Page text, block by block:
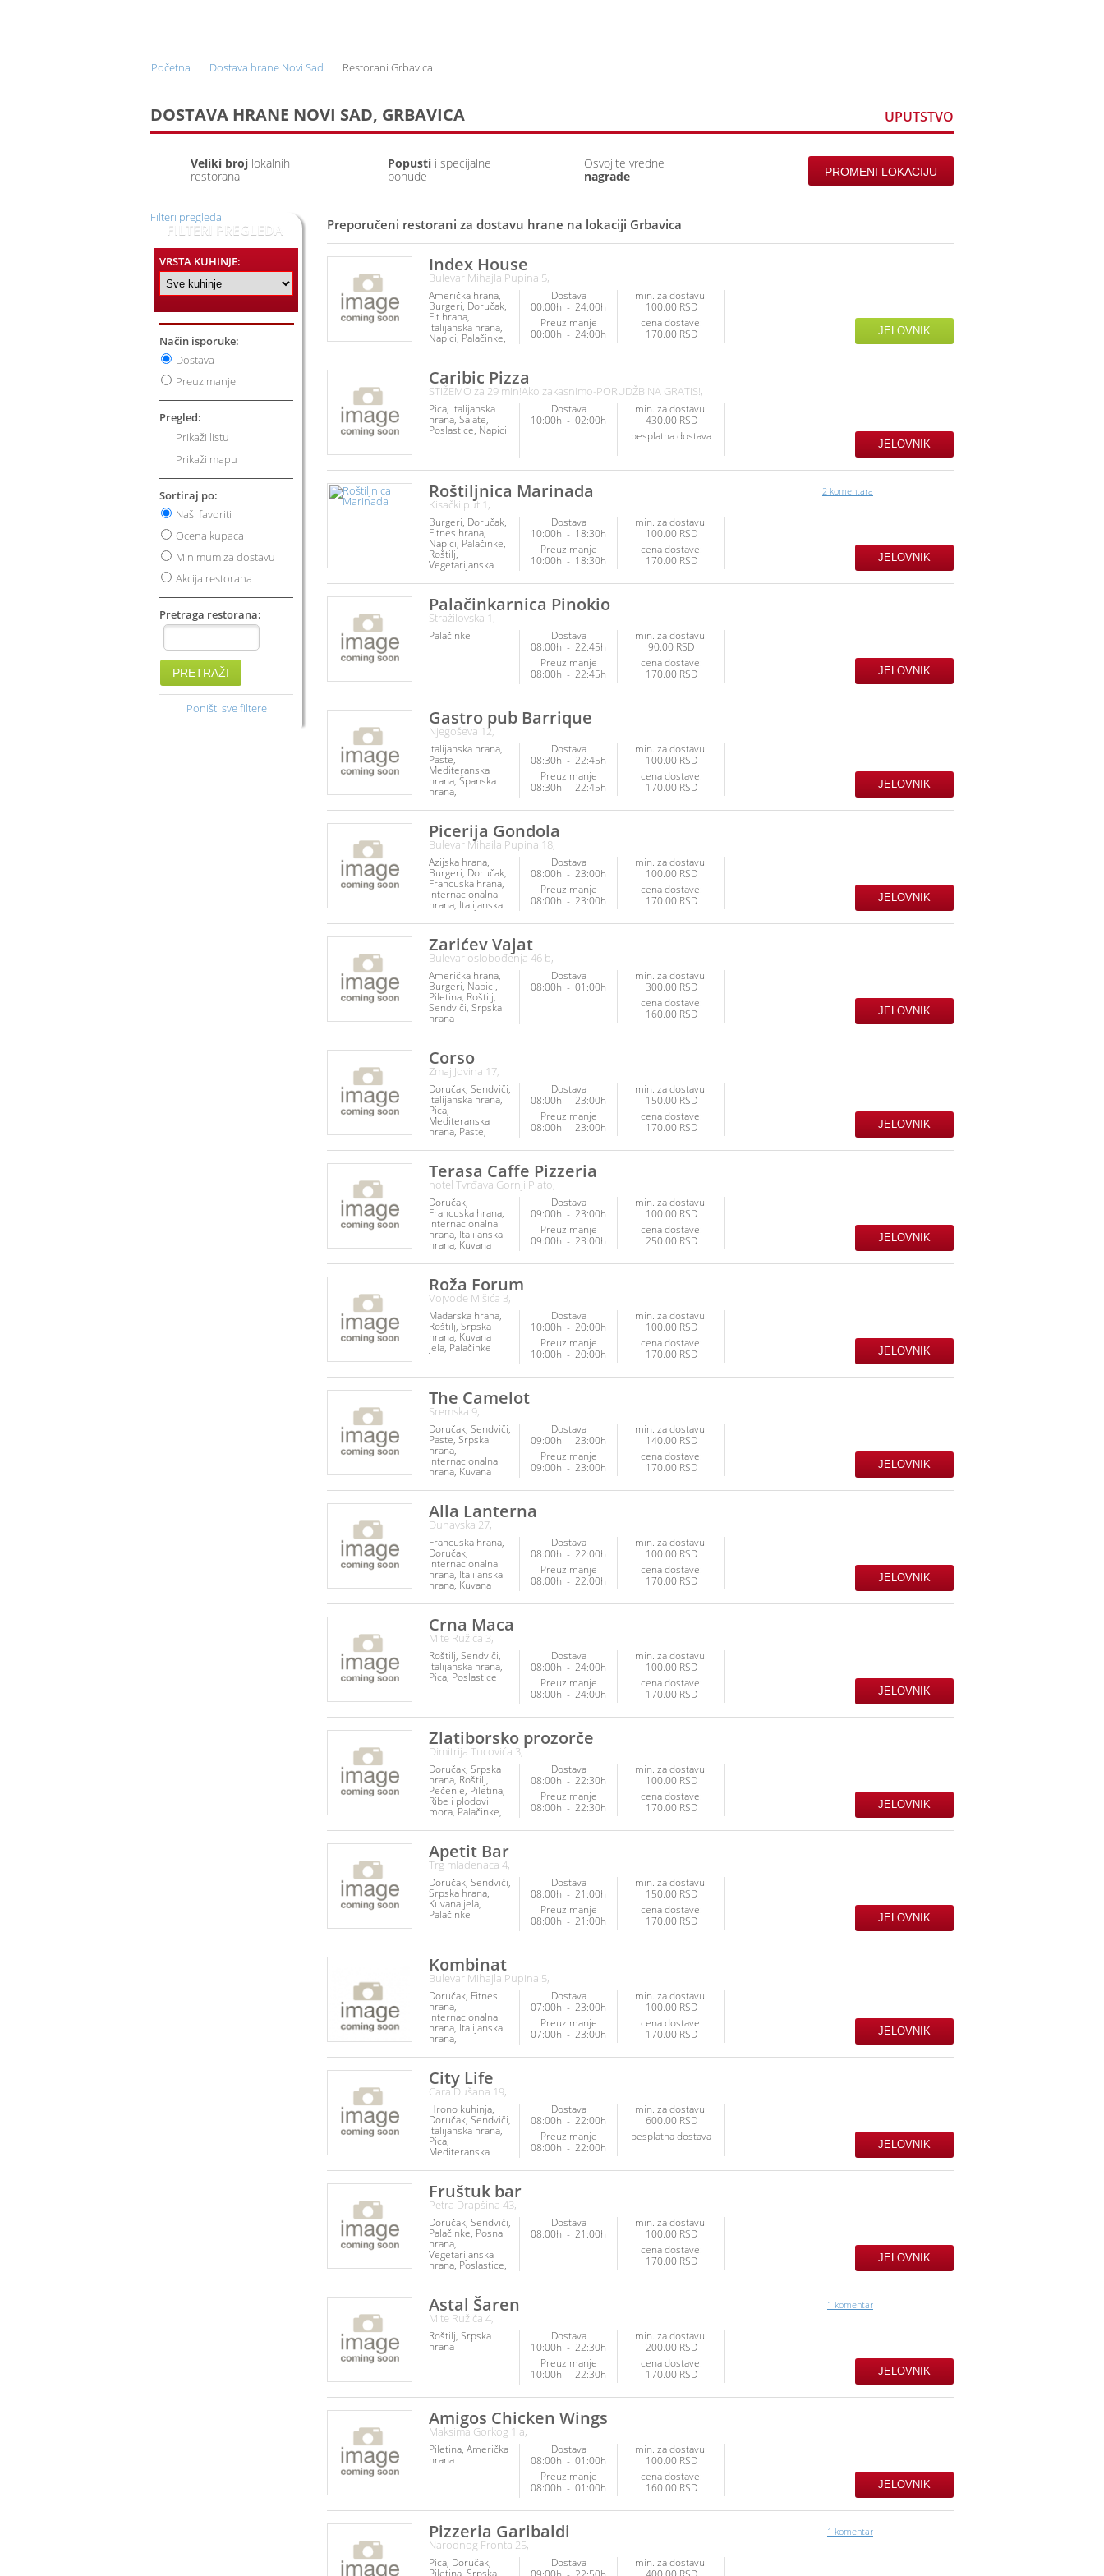
Početna Dostava hrane Novi Sad Restorani Grbavica
DOSTAVA HRANE NOVI SAD, GRBAVICA
PROMENI LOKACIJU
Veliki broj lokalnih
restorana
Popustii specijalne
ponude
Osvojite vredne
nagrade
FILTERI PREGLEDA
VRSTA KUHINJE:
Način isporuke:
Dostava
Preuzimanje
Pregled:
Prikaži listu
Prikaži mapu
Sortiraj po:
Naši favoriti
Ocena kupaca
Minimum za dostavu
Akcija restorana
Pretraga restorana:
PRETRAŽI
Poništi sve filtere
Preporučeni restorani za dostavu hrane na lokaciji Grbavica
Filteri pregleda
Index House
Bulevar Mihajla Pupina 5,
Američka hrana
Burgeri Doručak
Fit hrana
Italijanska hrana
Napici Palačinke
Piletina
Sendviči Srpska
hrana
Vegetarijanska
hrana
Dostava
00:00h - 24:00h
Preuzimanje
00:00h - 24:00h
min. za dostavu:
100.00 RSD
cena dostave:
170.00 RSD
JELOVNIK
Caribic Pizza
STIŽEMO za 29 min!Ako zakasnimo-PORUDŽBINA GRATIS!,
Pica Italijanska
hrana Salate
Poslastice Napici
Dostava
10:00h - 02:00h
min. za dostavu:
430.00 RSD
besplatna dostava
JELOVNIK
Roštiljnica Marinada
Kisački put 1,
Burgeri Doručak
Fitnes hrana
Napici Palačinke
Roštilj
Vegetarijanska
hrana
Dostava
10:00h - 18:30h
Preuzimanje
10:00h - 18:30h
min. za dostavu:
100.00 RSD
cena dostave:
170.00 RSD
2 komentara
JELOVNIK
Palačinkarnica Pinokio
Stražilovska 1,
Palačinke
Dostava
08:00h - 22:45h
Preuzimanje
08:00h - 22:45h
min. za dostavu:
90.00 RSD
cena dostave:
170.00 RSD
JELOVNIK
Gastro pub Barrique
Njegoševa 12,
Italijanska hrana
Paste
Mediteranska
hrana Španska
hrana
hrana Azijska
hrana Kineska
hrana Grčka
hrana Američka
hrana Burgeri
Francuska hrana
Palačinke
Poslastice Napici
Dostava
08:30h - 22:45h
Preuzimanje
08:30h - 22:45h
min. za dostavu:
100.00 RSD
cena dostave:
170.00 RSD
JELOVNIK
Picerija Gondola
Bulevar Mihaila Pupina 18,
Azijska hrana
Burgeri Doručak
Francuska hrana
Internacionalna
hrana Italijanska
Japanska
hrana Kuvana
jela Mediteranska
hrana Meksička
hrana Napici
Paste Poslastice
Ribe i plodovi
mora Salate
Dostava
08:00h - 23:00h
Preuzimanje
08:00h - 23:00h
min. za dostavu:
100.00 RSD
cena dostave:
170.00 RSD
JELOVNIK
Zarićev Vajat
Bulevar oslobođenja 46 b,
Američka hrana
Burgeri Napici
Piletina Roštilj
Sendviči Srpska
hrana
Dostava
08:00h - 01:00h
min. za dostavu:
300.00 RSD
cena dostave:
160.00 RSD
JELOVNIK
Corso
Zmaj Jovina 17,
Doručak Sendviči
Italijanska hrana
Pica
Mediteranska
hrana Paste
Internacionalna
hrana Piletina
Poslastice
Dostava
08:00h - 23:00h
Preuzimanje
08:00h - 23:00h
min. za dostavu:
150.00 RSD
cena dostave:
170.00 RSD
JELOVNIK
Terasa Caffe Pizzeria
hotel Tvrđava Gornji Plato,
Doručak
Francuska hrana
Internacionalna
hrana Italijanska
hrana Kuvana
hrana Napici
Paste Pica
Piletina
Poslastice Ribe i
plodovi mora
Salate
Dostava
09:00h - 23:00h
Preuzimanje
09:00h - 23:00h
min. za dostavu:
100.00 RSD
cena dostave:
250.00 RSD
JELOVNIK
Roža Forum
Vojvode Mišića 3,
Mađarska hrana
Roštilj Srpska
hrana Kuvana
jela Palačinke
Dostava
10:00h - 20:00h
Preuzimanje
10:00h - 20:00h
min. za dostavu:
100.00 RSD
cena dostave:
170.00 RSD
JELOVNIK
The Camelot
Sremska 9,
Doručak Sendviči
Paste Srpska
hrana
Internacionalna
hrana Kuvana
Burgeri Piletina
Poslastice Ribe i
plodovi mora
Dostava
09:00h - 23:00h
Preuzimanje
09:00h - 23:00h
min. za dostavu:
140.00 RSD
cena dostave:
170.00 RSD
JELOVNIK
Alla Lanterna
Dunavska 27,
Francuska hrana
Doručak
Internacionalna
hrana Italijanska
hrana Kuvana
hrana
Mediteranska
hrana Napici
Paste Pica
Piletina
Poslastice Ribe i
plodovi mora
Salate
Dostava
08:00h - 22:00h
Preuzimanje
08:00h - 22:00h
min. za dostavu:
100.00 RSD
cena dostave:
170.00 RSD
JELOVNIK
Crna Maca
Mite Ružića 3,
Roštilj Sendviči
Italijanska hrana
Pica Poslastice
Dostava
08:00h - 24:00h
Preuzimanje
08:00h - 24:00h
min. za dostavu:
100.00 RSD
cena dostave:
170.00 RSD
JELOVNIK
Zlatiborsko prozorče
Dimitrija Tucovića 3,
Doručak Srpska
hrana Roštilj
Pečenje Piletina
Ribe i plodovi
mora Palačinke
Dostava
08:00h - 22:30h
Preuzimanje
08:00h - 22:30h
min. za dostavu:
100.00 RSD
cena dostave:
170.00 RSD
JELOVNIK
Apetit Bar
Trg mladenaca 4,
Doručak Sendviči
Srpska hrana
Kuvana jela
Palačinke
Dostava
08:00h - 21:00h
Preuzimanje
08:00h - 21:00h
min. za dostavu:
150.00 RSD
cena dostave:
170.00 RSD
JELOVNIK
Kombinat
Bulevar Mihajla Pupina 5,
Doručak Fitnes
hrana
Internacionalna
hrana Italijanska
hrana
hrana Meksička
hrana Paste
Piletina Salate
Sendviči
Vegetarijanska
hrana
Dostava
07:00h - 23:00h
Preuzimanje
07:00h - 23:00h
min. za dostavu:
100.00 RSD
cena dostave:
170.00 RSD
JELOVNIK
City Life
Cara Dušana 19,
Hrono kuhinja
Doručak Sendviči
Italijanska hrana
Pica
Mediteranska
Paste
Dostava
08:00h - 22:00h
Preuzimanje
08:00h - 22:00h
min. za dostavu:
600.00 RSD
besplatna dostava
JELOVNIK
Fruštuk bar
Petra Drapšina 43,
Doručak Sendviči
Palačinke Posna
hrana
Vegetarijanska
hrana Poslastice
Dostava
08:00h - 21:00h
min. za dostavu:
100.00 RSD
cena dostave:
170.00 RSD
JELOVNIK
Astal Šaren
Mite Ružića 4,
Roštilj Srpska
hrana
Dostava
10:00h - 22:30h
Preuzimanje
10:00h - 22:30h
min. za dostavu:
200.00 RSD
cena dostave:
170.00 RSD
1 komentar
JELOVNIK
Amigos Chicken Wings
Maksima Gorkog 1 a,
Piletina Američka
hrana
Dostava
08:00h - 01:00h
Preuzimanje
08:00h - 01:00h
min. za dostavu:
100.00 RSD
cena dostave:
160.00 RSD
JELOVNIK
Pizzeria Garibaldi
Narodnog Fronta 25,
Pica Doručak
Piletina Srpska
Dostava
min. za dostavu:
1 komentar
UPUTSTVO